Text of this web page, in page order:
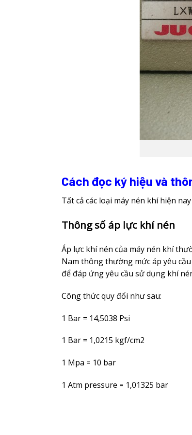
Cách đọc ký hiệu và
Tất cả các loại máy nén khí hiện
Thông số áp lực khí nén
Áp lực khí nén của máy nén khí
Nam thông thường mức áp yêu
để đáp ứng yêu cầu sử dụng khí
Công thức quy đổi như sau:
1 Bar = 14,5038 Psi
1 Bar = 1,0215 kgf/cm2
1 Mpa = 10 bar
1 Atm pressure = 1,01325 bar